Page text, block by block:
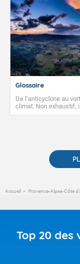
Glossaire
De l’anticyclone au
climat. Non exhaustif,
publications. Vous y
Accueil Provence-Alpes-Côte
Top 20 des